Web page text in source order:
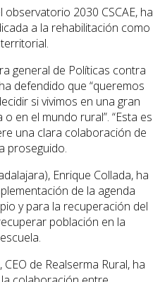
2030 CSCAE, ha
a la rehabilitación como
general de Políticas contra
defendido que “queremos
si vivimos en una gran
en el mundo rural”. “Esta es
una clara colaboración de
proseguido.
Enrique Collada, ha
de la agenda
y para la recuperación del
población en la
de Realserma Rural, ha